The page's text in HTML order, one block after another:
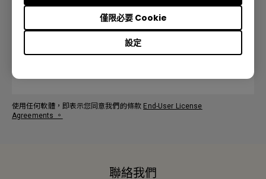
設定
僅限必要 Cookie
語言: English
預覽 | 下載
使用任何軟體，即表示您同意我們的條款 End-User License
Agreements 。
聯絡我們